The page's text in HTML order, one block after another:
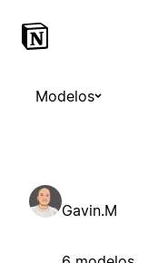
Modelos
Gavin.M